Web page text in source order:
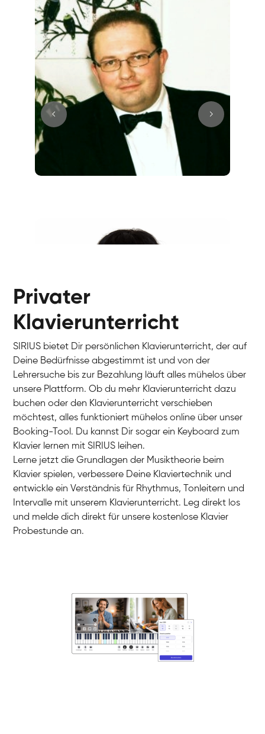
Charlotte
Klavier / Piano / Flügel
Klavier / Piano / Flügel
Klavier / Piano / Flügel
Privater
Klavierunterricht
SIRIUS bietet Dir persönlichen Klavierunterricht, der auf
Deine Bedürfnisse abgestimmt ist und von der
Lehrersuche bis zur Bezahlung läuft alles mühelos über
unsere Plattform. Ob du mehr Klavierunterricht dazu
buchen oder den Klavierunterricht verschieben
möchtest, alles funktioniert mühelos online über unser
Booking-Tool. Du kannst Dir sogar ein Keyboard zum
Klavier lernen mit SIRIUS leihen.
Lerne jetzt die Grundlagen der Musiktheorie beim
Klavier spielen, verbessere Deine Klaviertechnik und
entwickle ein Verständnis für Rhythmus, Tonleitern und
Intervalle mit unserem Klavierunterricht. Leg direkt los
und melde dich direkt für unsere kostenlose Klavier
Probestunde an.